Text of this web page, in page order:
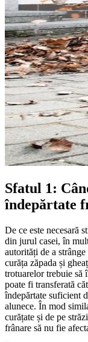
Sfatul 1:
îndepărtate
De ce este necesară
din jurul casei, în
autorități de a
curăța zăpada și
trotuarelor trebuie să
poate fi transferată
îndepărtate suficient
alunece. În mod
curățate și de pe
frânare să nu fie